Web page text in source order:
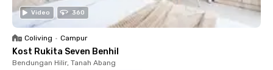
Video 360
Coliving • Campur
Kost Rukita Seven Benhil
Bendungan Hilir, Tanah Abang